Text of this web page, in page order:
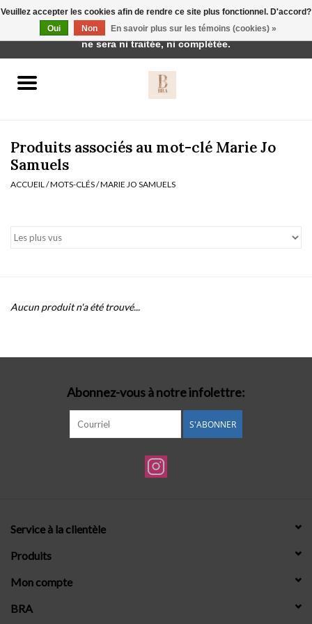
vêtements de nuit
Badmode
Produits associés au mot-clé Marie Jo
Samuels
ACCUEIL /MOTS-CLÉS/MARIE JO SAMUELS
Aucun produit n'a été trouvé...
Abonnez-vous à notre infolettre:
S'ABONNER
Service à la clientèle
Produits
Mon compte
BRA
Veuillez accepter les cookies afin de rendre ce site plus fonctionnel. D'accord?
Oui
Non En savoir plus sur les témoins (cookies) »
Cette boutique est en construction. Toute commande passée
ne sera ni traitée, ni complétée.